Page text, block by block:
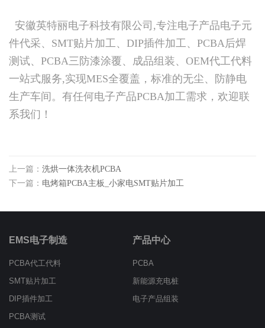
安徽英特丽电子科技有限公司,专注电子产品电子元
件代采、SMT贴片加工、DIP插件加工、PCBA后焊
测试、PCBA三防漆涂覆、成品组装、OEM代工代料
一站式服务,实现MES全覆盖，标准的无尘、防静电
生产车间。有任何电子产品PCBA加工需求，欢迎联
系我们！
上一篇： 洗烘一体洗衣机PCBA
下一篇： 电烤箱PCBA主板_小家电SMT贴片加工
EMS电子制造
PCBA代工代料
SMT贴片加工
DIP插件加工
PCBA测试
产品中心
PCBA
新能源充电桩
电子产品组装